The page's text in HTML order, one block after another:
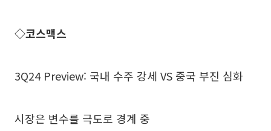
◇코스맥스
3Q24 Preview: 국내 수주 강세 VS 중국 부진 심화
시장은 변수를 극도로 경계 중